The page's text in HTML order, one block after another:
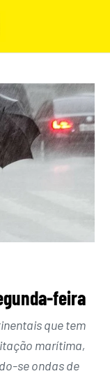
feira
que tem
marítima,
se ondas de